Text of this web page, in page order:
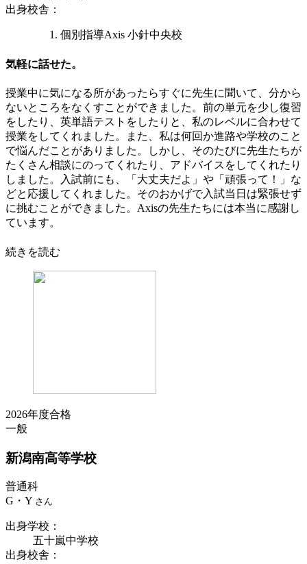
出身校舎 ：
個別指導Axis 小針中央校
気軽に話せた。
授業中に気になる所があったらすぐに先生に聞いて、分から
ないところをなくすことができました。前の単元を少し復習
をしたり、英単語テストをしたりと、私のレベルに合わせて
授業をしてくれました。また、私は何回か進路や学校のこと
で悩んだことがありました。しかし、そのたびに先生たちが
たくさん相談にのってくれたり、アドバイスをしてくれたり
しました。入試前にも、「大丈夫だよ」や「頑張って！」な
どと応援してくれました。そのおかげで入試当日は緊張せず
に挑むことができました。Axisの先生たちには本当に感謝し
ています。
続きを読む
2026年度合格
一般
新潟南高等学校
普通科
G・Y さん
出身学校 ：
五十嵐中学校
出身校舎 ：